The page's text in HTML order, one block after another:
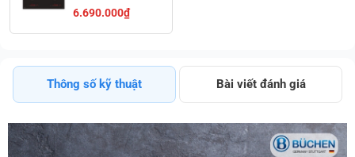
BUC335ID Tính
Năng Nấu Siêu
6.690.000₫
Thông số kỹ thuật Bài viết đánh giá